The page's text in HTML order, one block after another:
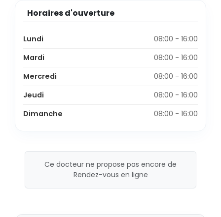
Horaires d'ouverture
Lundi
08:00 - 16:00
Mardi
08:00 - 16:00
Mercredi
08:00 - 16:00
Jeudi
08:00 - 16:00
Dimanche
08:00 - 16:00
Ce docteur ne propose pas encore de
Rendez-vous en ligne